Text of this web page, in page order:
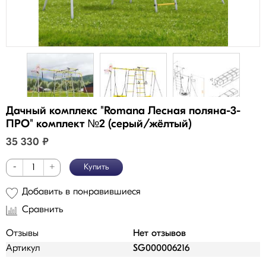
Дачный комплекс "Romana Лесная поляна-3-
ПРО" комплект №2 (серый/жёлтый)
35 330 ₽
- + Купить
Добавить в понравившиеся
Сравнить
Отзывы
Нет отзывов
Артикул
SG000006216